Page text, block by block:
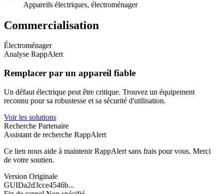
Appareils électriques, électroménager
Commercialisation
Électroménager
Analyse RappAlert
Remplacer par un appareil fiable
Un défaut électrique peut être critique. Trouvez un équipement
reconnu pour sa robustesse et sa sécurité d'utilisation.
Voir les solutions
Recherche Partenaire
Assistant de recherche RappAlert
Ce lien nous aide à maintenir RappAlert sans frais pour vous. Merci
de votre soutien.
Version Originale
GUIDa2d3cce4546b...